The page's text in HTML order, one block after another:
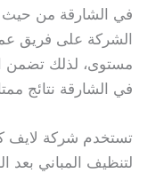
في الشارقة من حيث
الشركة على فريق
مستوى، لذلك تضمن
في الشارقة نتائج
تستخدم شركة لايف
لتنظيف المباني بعد